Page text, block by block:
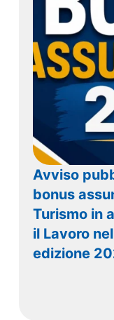
Avviso
bonus
Turismo in
il Lavoro
edizione